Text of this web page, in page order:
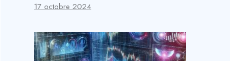
17 octobre 2024